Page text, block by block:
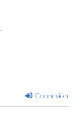
Connexion